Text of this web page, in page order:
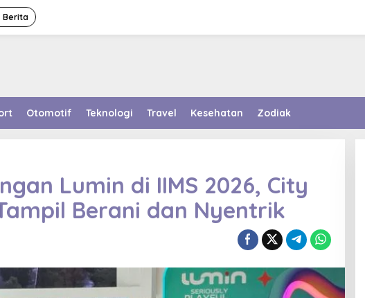
Berita
Otomotif Teknologi Travel Kesehatan Zodiak
Lumin di IIMS 2026, City
Berani dan Nyentrik